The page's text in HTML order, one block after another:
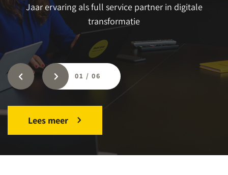
Jaar ervaring als full service partner in digitale
transformatie
01 / 06
Lees meer